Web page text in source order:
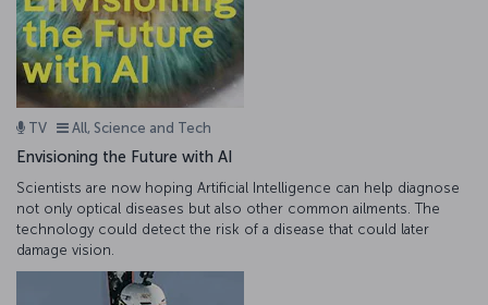
TV All, Science and Tech
Envisioning the Future with AI
Scientists are now hoping Artificial Intelligence can help diagnose
not only optical diseases but also other common ailments. The
technology could detect the risk of a disease that could later
damage vision.